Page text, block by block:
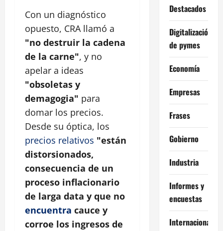
Con un diagnóstico
opuesto, CRA llamó a
"no destruir la cadena
de la carne", y no
apelar a ideas
"obsoletas y
demagogia" para
domar los precios.
Desde su óptica, los
precios relativos "están
distorsionados,
consecuencia de un
proceso inflacionario
de larga data y que no
encuentra cauce y
corroe los ingresos de
Destacados
Digitalización
de pymes
Economía
Empresas
Frases
Gobierno
Industria
Informes y
encuestas
Internacional